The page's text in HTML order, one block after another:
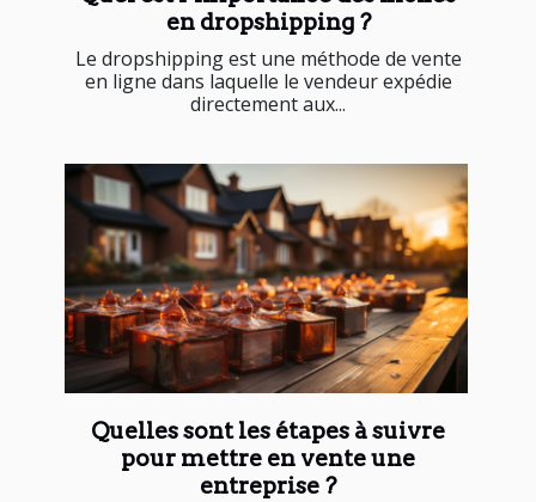
en dropshipping ?
Le dropshipping est une méthode de vente
en ligne dans laquelle le vendeur expédie
directement aux...
Quelles sont les étapes à suivre
pour mettre en vente une
entreprise ?